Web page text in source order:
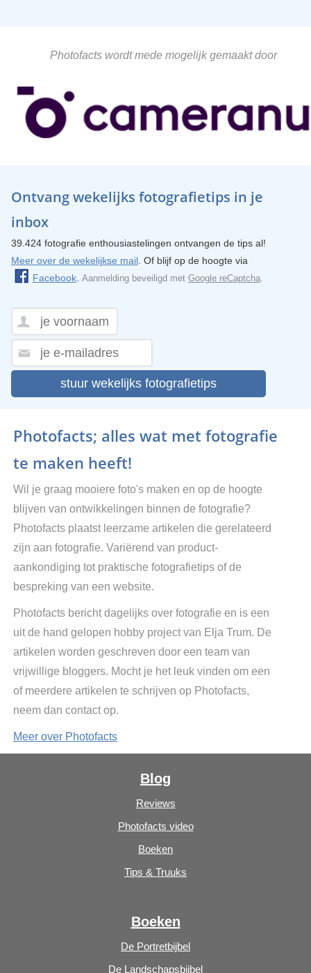
Photofacts wordt mede mogelijk gemaakt door
Ontvang wekelijks fotografietips in je
inbox
39.424 fotografie enthousiastelingen ontvangen de tips al!
Meer over de wekelijkse mail. Of blijf op de hoogte via
Facebook. Aanmelding beveiligd met Google reCaptcha.
stuur wekelijks fotografietips
Photofacts; alles wat met fotografie
te maken heeft!
Wil je graag mooiere foto's maken en op de hoogte
blijven van ontwikkelingen binnen de fotografie?
Photofacts plaatst leerzame artikelen die gerelateerd
zijn aan fotografie. Variërend van product-
aankondiging tot praktische fotografietips of de
bespreking van een website.
Photofacts bericht dagelijks over fotografie en is een
uit de hand gelopen hobby project van Elja Trum. De
artikelen worden geschreven door een team van
vrijwillige bloggers. Mocht je het leuk vinden om een
of meerdere artikelen te schrijven op Photofacts,
neem dan contact op.
Meer over Photofacts
Blog
Reviews
Photofacts video
Boeken
Tips & Truuks
Boeken
De Portretbijbel
De Landschapsbijbel